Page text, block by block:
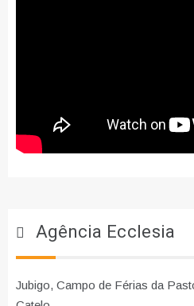
Agência Ecclesia
Jubigo, Campo de Férias da